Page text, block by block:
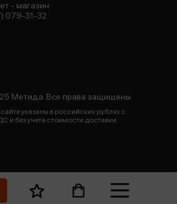
Метида. Все права защищены.
указаны в российских рублях с
и без учета стоимости доставки.
- магазин:
079-31-32